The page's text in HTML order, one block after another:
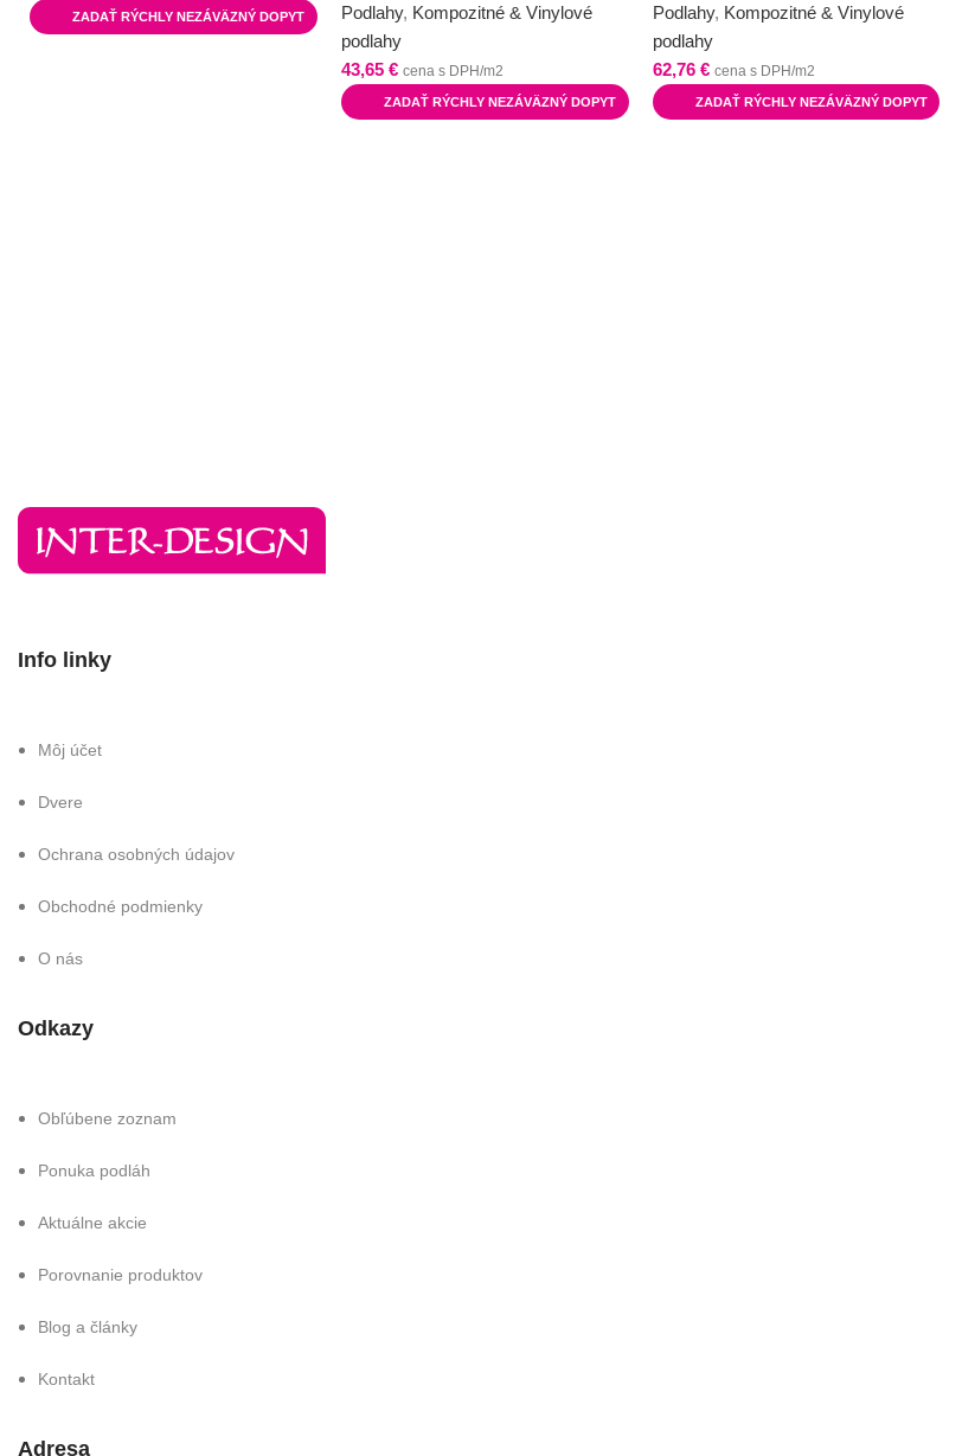
ZADAŤ RÝCHLY NEZÁVÄZNÝ DOPYT
Podlahy, Kompozitné & Vinylové
podlahy
43,65 € cena s DPH/m2
ZADAŤ RÝCHLY NEZÁVÄZNÝ DOPYT
Podlahy, Kompozitné & Vinylové
podlahy
62,76 € cena s DPH/m2
ZADAŤ RÝCHLY NEZÁVÄZNÝ DOPYT
Info linky
Môj účet
Dvere
Ochrana osobných údajov
Obchodné podmienky
O nás
Odkazy
Obľúbene zoznam
Ponuka podláh
Aktuálne akcie
Porovnanie produktov
Blog a články
Kontakt
Adresa